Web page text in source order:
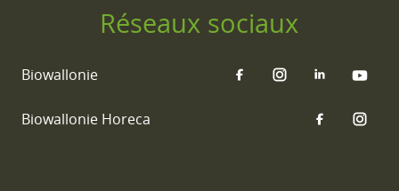
Réseaux sociaux
Biowallonie
Biowallonie Horeca